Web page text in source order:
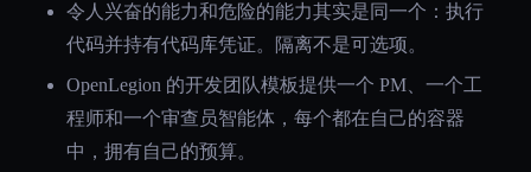
令人兴奋的能力和危险的能力其实是同一个：执行
代码并持有代码库凭证。隔离不是可选项。
OpenLegion 的开发团队模板提供一个 PM、一个工
程师和一个审查员智能体，每个都在自己的容器
中，拥有自己的预算。